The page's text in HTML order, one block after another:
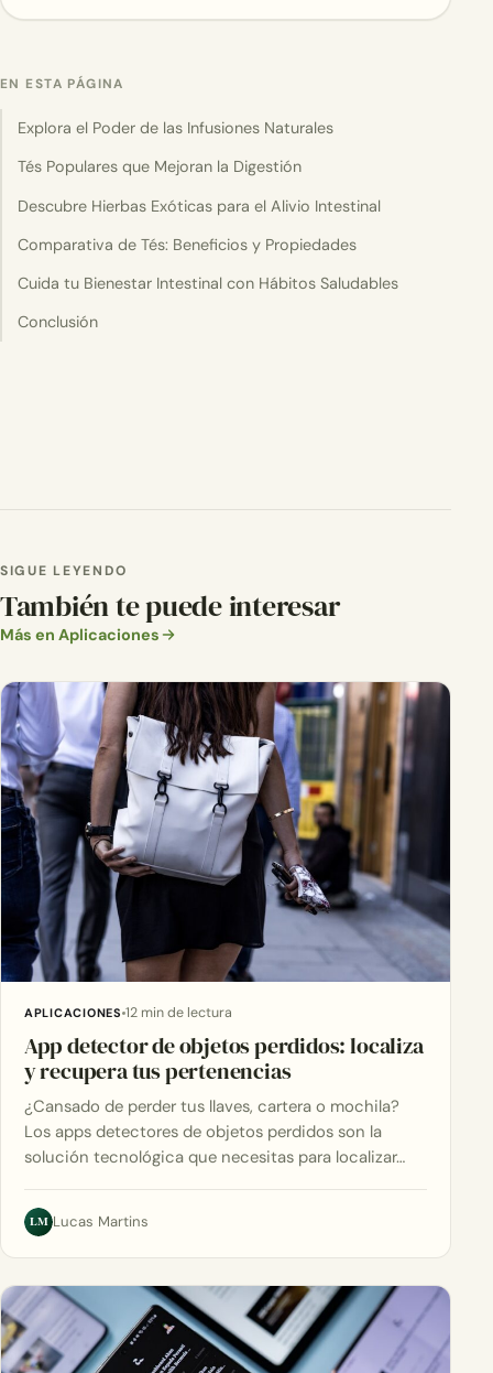
EN ESTA PÁGINA
Explora el Poder de las Infusiones Naturales
Tés Populares que Mejoran la Digestión
Descubre Hierbas Exóticas para el Alivio Intestinal
Comparativa de Tés: Beneficios y Propiedades
Cuida tu Bienestar Intestinal con Hábitos Saludables
Conclusión
SIGUE LEYENDO
También te puede interesar
Más en Aplicaciones
APLICACIONES 12 min de lectura
App detector de objetos perdidos: localiza
y recupera tus pertenencias
¿Cansado de perder tus llaves, cartera o mochila?
Los apps detectores de objetos perdidos son la
solución tecnológica que necesitas para localizar…
LM Lucas Martins